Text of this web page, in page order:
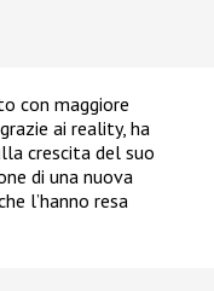
con maggiore
ai reality, ha
crescita del suo
di una nuova
l’hanno resa